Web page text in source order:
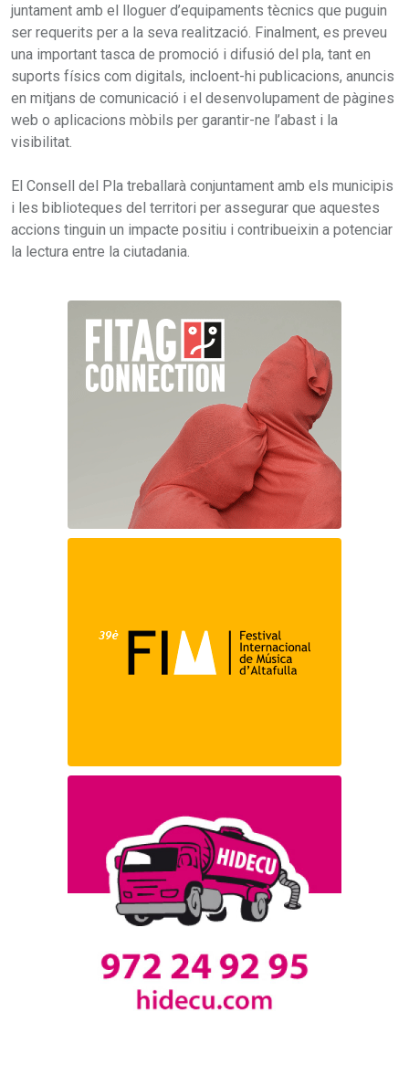
juntament amb el lloguer d’equipaments tècnics que puguin
ser requerits per a la seva realització. Finalment, es preveu
una important tasca de promoció i difusió del pla, tant en
suports físics com digitals, incloent-hi publicacions, anuncis
en mitjans de comunicació i el desenvolupament de pàgines
web o aplicacions mòbils per garantir-ne l’abast i la
visibilitat.
El Consell del Pla treballarà conjuntament amb els municipis
i les biblioteques del territori per assegurar que aquestes
accions tinguin un impacte positiu i contribueixin a potenciar
la lectura entre la ciutadania.